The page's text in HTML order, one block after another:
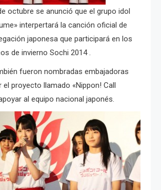
octubre se anunció que el grupo idol
interpertará la canción oficial de
japonesa que participará en los
de invierno Sochi 2014 .
fueron nombradas embajadoras
el proyecto llamado «Nippon! Call
al equipo nacional japonés.